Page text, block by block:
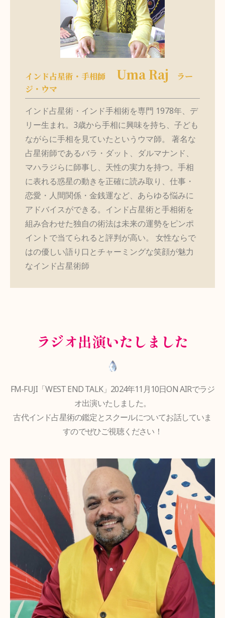
インド占星術・手相師 Uma Raj ラー
ジ・ウマ​
インド占星術・インド手相術を専門 1978年、デ
リー生まれ。3歳から手相に興味を持ち、子ども
ながらに手相を見ていたというウマ師。 著名な
占星術師であるバラ・ダット、ダルマナンド、
マハラジらに師事し、天性の実力を持つ。手相
に表れる惑星の動きを正確に読み取り、仕事・
恋愛・人間関係・金銭運など、あらゆる悩みに
アドバイスができる。インド占星術と手相術を
組み合わせた独自の術法は未来の運勢をピンポ
イントで当てられると評判が高い。 女性ならで
はの優しい語り口とチャーミングな笑顔が魅力
なインド占星術師
ラジオ出演いたしました
FM-FUJI「WEST END TALK」2024年11月10日ON AIRでラジ
オ出演いたしました。
古代インド占星術の鑑定とスクールについてお話していま
すのでぜひご視聴ください！